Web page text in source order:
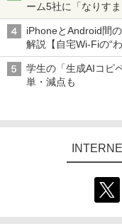
ーム5社に「なりす
真や映像を使った投
iPhoneとAndroid間
解説【自宅Wi-Fiの“
学生の「生成AIコピ
単・減点も